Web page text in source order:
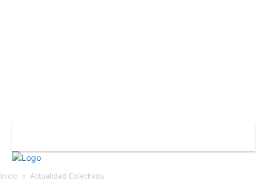
Inicio Actualidad Colectivos